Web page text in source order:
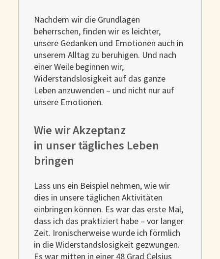
Nachdem wir die Grundlagen
beherrschen, finden wir es leichter,
unsere Gedanken und Emotionen auch in
unserem Alltag zu beruhigen. Und nach
einer Weile beginnen wir,
Widerstandslosigkeit auf das ganze
Leben anzuwenden – und nicht nur auf
unsere Emotionen.
Wie wir Akzeptanz
in unser tägliches Leben
bringen
Lass uns ein Beispiel nehmen, wie wir
dies in unsere täglichen Aktivitäten
einbringen können. Es war das erste Mal,
dass ich das praktiziert habe – vor langer
Zeit. Ironischerweise wurde ich förmlich
in die Widerstandslosigkeit gezwungen.
Es war mitten in einer 48 Grad Celsius